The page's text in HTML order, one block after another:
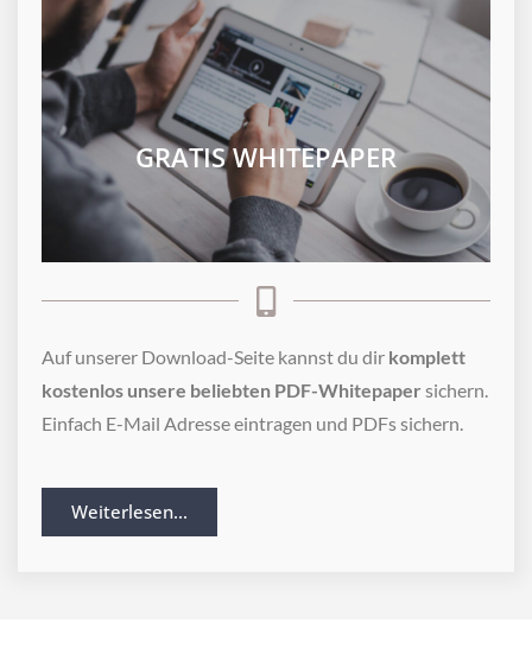
GRATIS WHITEPAPER
Auf unserer Download-Seite kannst du dir komplett
kostenlos unsere beliebten PDF-Whitepaper sichern.
Einfach E-Mail Adresse eintragen und PDFs sichern.
Weiterlesen...